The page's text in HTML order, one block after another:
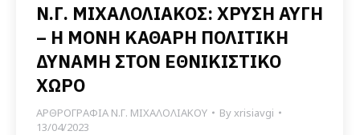
Ν.Γ. ΜΙΧΑΛΟΛΙΑΚΟΣ: ΧΡΥΣΗ ΑΥΓΗ
– Η ΜΟΝΗ ΚΑΘΑΡΗ ΠΟΛΙΤΙΚΗ
ΔΥΝΑΜΗ ΣΤΟΝ ΕΘΝΙΚΙΣΤΙΚΟ
ΧΩΡΟ
ΑΡΘΡΟΓΡΑΦΙΑ Ν.Γ. ΜΙΧΑΛΟΛΙΑΚΟΥ Byxrisiavgi
13/04/2023